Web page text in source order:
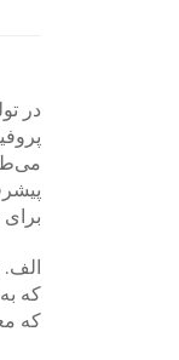
در
که